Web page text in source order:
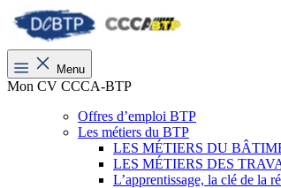
Menu
Mon CV CCCA-BTP
Offres d’emploi BTP
Les métiers du BTP
LES MÉTIERS DU
LES MÉTIERS DES
L’apprentissage, la clé de la